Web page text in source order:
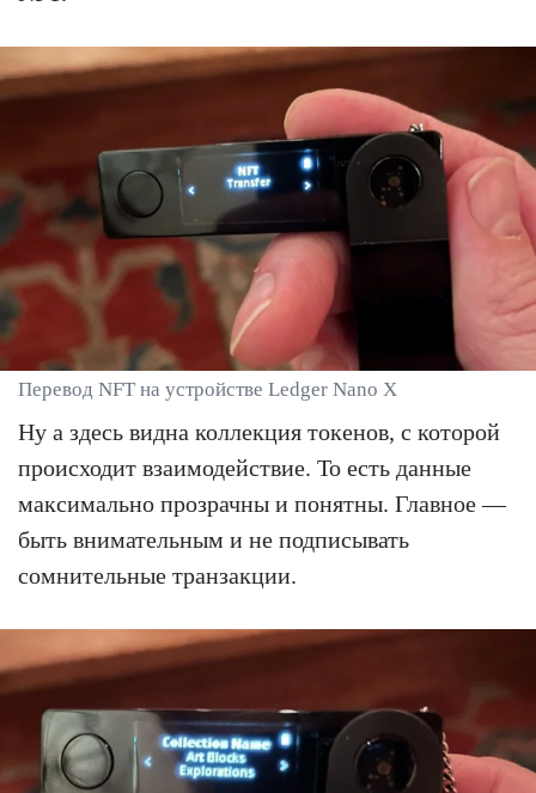
Перевод NFT на устройстве Ledger Nano X
Ну а здесь видна коллекция токенов, с которой
происходит взаимодействие. То есть данные
максимально прозрачны и понятны. Главное —
быть внимательным и не подписывать
сомнительные транзакции.